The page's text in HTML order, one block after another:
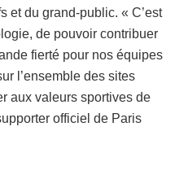
et du grand-public. « C’est
de pouvoir contribuer
fierté pour nos équipes
l’ensemble des sites
aux valeurs sportives de
officiel de Paris